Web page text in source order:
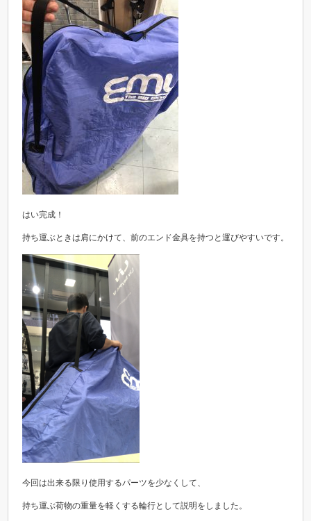
はい完成！
持ち運ぶときは肩にかけて、前のエンド金具を持つと運びやすいです。
今回は出来る限り使用するパーツを少なくして、
持ち運ぶ荷物の重量を軽くする輪行として説明をしました。